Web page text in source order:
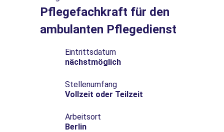
Pflegefachkraft für den
ambulanten Pflegedienst
Eintrittsdatum
nächstmöglich
Stellenumfang
Vollzeit oder Teilzeit
Arbeitsort
Berlin